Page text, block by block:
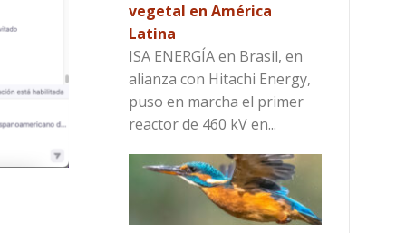
vegetal en América
Latina
ISA ENERGÍA en Brasil, en
alianza con Hitachi Energy,
puso en marcha el primer
reactor de 460 kV en...